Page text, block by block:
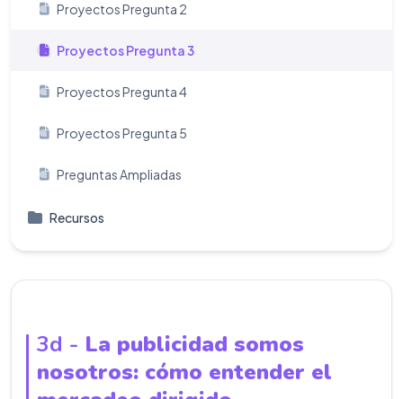
Proyectos Pregunta 2
Proyectos Pregunta 3
Proyectos Pregunta 4
Proyectos Pregunta 5
Preguntas Ampliadas
Recursos
3d - La publicidad somos
nosotros: cómo entender el